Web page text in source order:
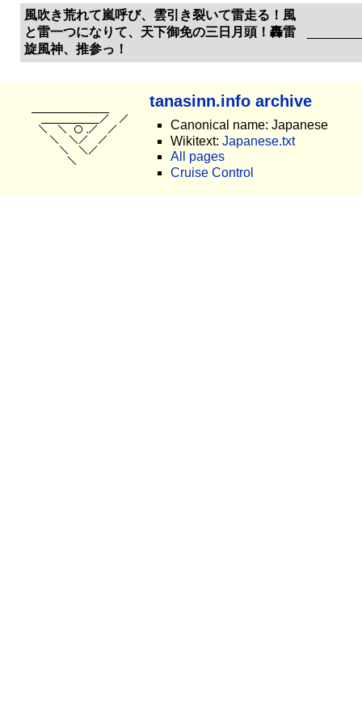
風吹き荒れて嵐呼び、雲引き裂いて雷走る！風
と雷一つになりて、天下御免の三日月頭！轟雷
旋風神、推参っ！
tanasinn.info archive
Canonical name: Japanese
Wikitext: Japanese.txt
All pages
Cruise Control